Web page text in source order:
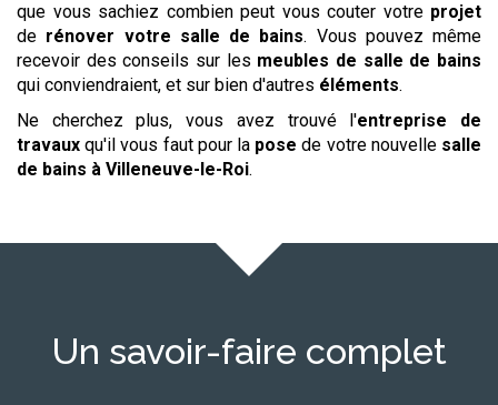
que vous sachiez combien peut vous couter votre projet
de rénover votre salle de bains. Vous pouvez même
recevoir des conseils sur les meubles de salle de bains
qui conviendraient, et sur bien d'autres éléments.
Ne cherchez plus, vous avez trouvé l'entreprise de
travauxqu'il vous faut pour la pose de votre nouvelle salle
de bains à Villeneuve-le-Roi.
Un savoir-faire complet